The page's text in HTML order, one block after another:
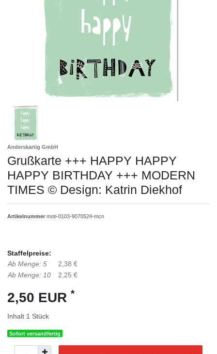
Anderskartig GmbH
Grußkarte +++ HAPPY HAPPY
HAPPY BIRTHDAY +++ MODERN
TIMES © Design: Katrin Diekhof
Artikelnummer moti-0103-9070524-mcn
Staffelpreise:
Ab Menge: 5
2,38 €
Ab Menge: 10
2,25 €
2,50 EUR *
Inhalt 1 Stück
Sofort versandfertig